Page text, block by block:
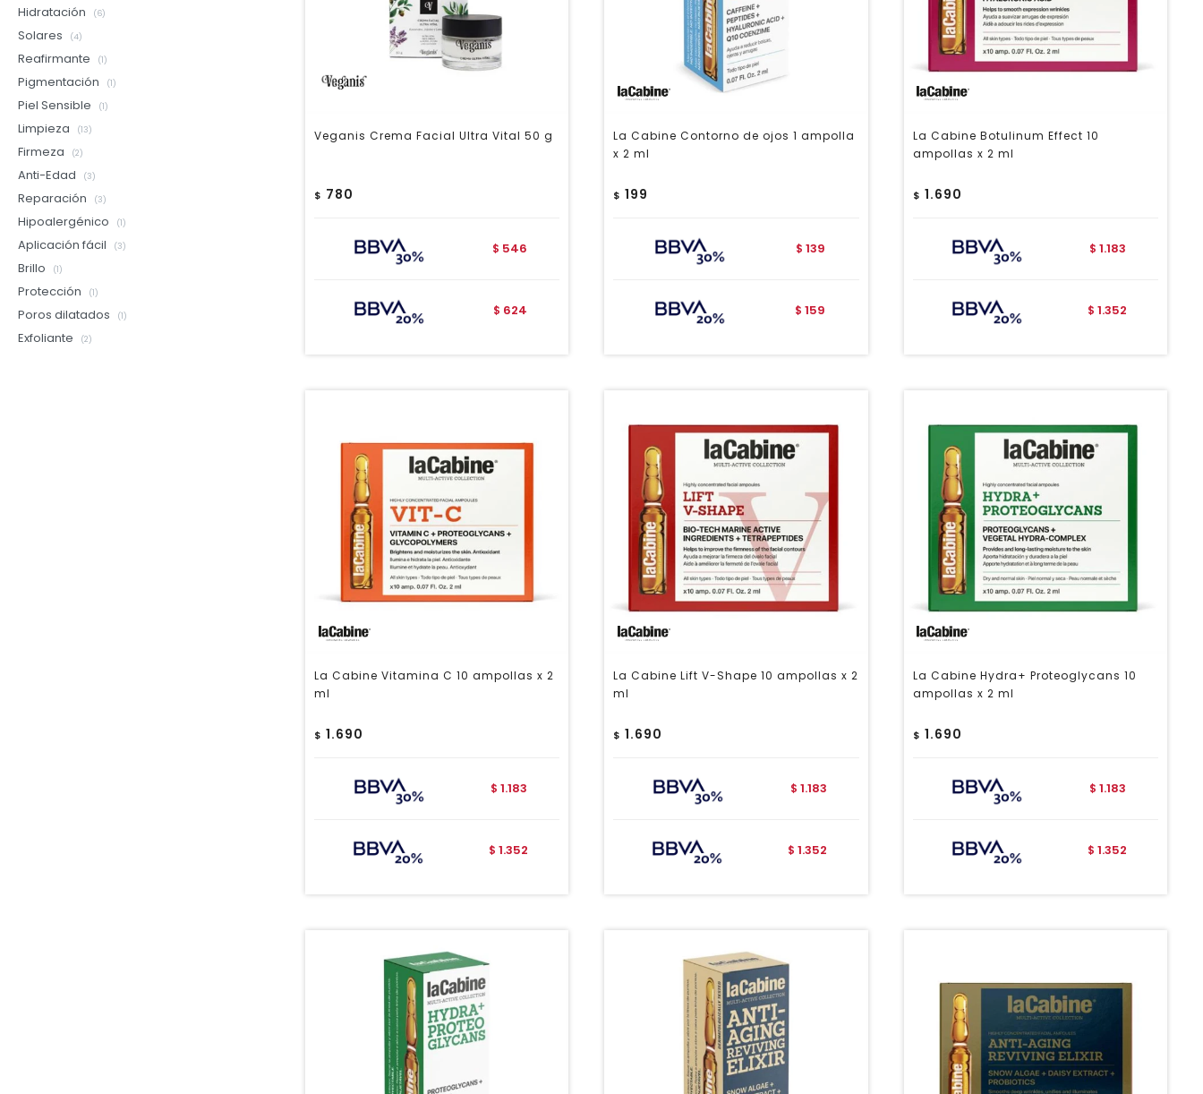
Veganis Crema Facial Ultra Vital 50 g
$ 780
$ 546
$ 624
La Cabine Contorno de ojos 1 ampolla
x 2 ml
$ 199
$ 139
$ 159
La Cabine Botulinum Effect 10
ampollas x 2 ml
$ 1.690
$ 1.183
$ 1.352
La Cabine Vitamina C 10 ampollas x 2
ml
$ 1.690
$ 1.183
$ 1.352
La Cabine Lift V-Shape 10 ampollas x 2
ml
$ 1.690
$ 1.183
$ 1.352
La Cabine Hydra+ Proteoglycans 10
ampollas x 2 ml
$ 1.690
$ 1.183
$ 1.352
Hidratación (6)
Solares (4)
Reafirmante (1)
Pigmentación (1)
Piel Sensible (1)
Limpieza (13)
Firmeza (2)
Anti-Edad (3)
Reparación (3)
Hipoalergénico (1)
Aplicación fácil (3)
Brillo (1)
Protección (1)
Poros dilatados (1)
Exfoliante (2)